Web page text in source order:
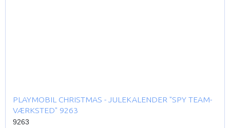
PLAYMOBIL CHRISTMAS - JULEKALENDER "SPY TEAM-
VÆRKSTED" 9263
9263